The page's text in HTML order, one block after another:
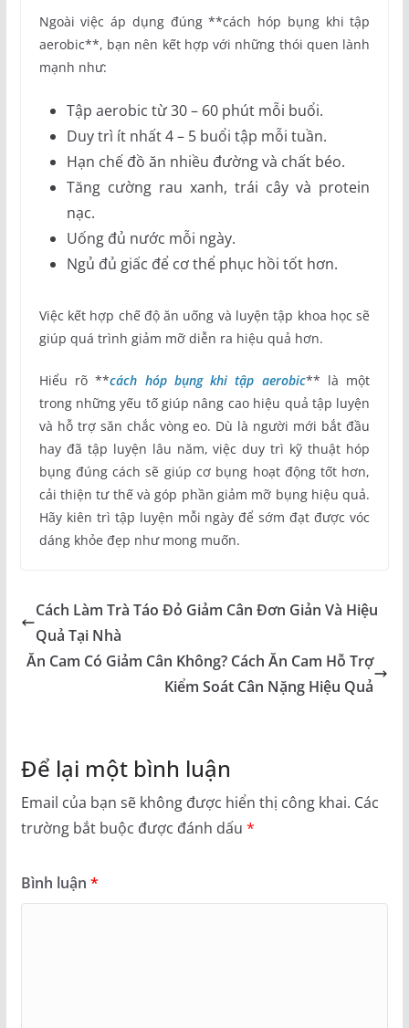
Ngoài việc áp dụng đúng **cách hóp bụng khi tập
aerobic**, bạn nên kết hợp với những thói quen lành
mạnh như:
Tập aerobic từ 30 – 60 phút mỗi buổi.
Duy trì ít nhất 4 – 5 buổi tập mỗi tuần.
Hạn chế đồ ăn nhiều đường và chất béo.
Tăng cường rau xanh, trái cây và protein
nạc.
Uống đủ nước mỗi ngày.
Ngủ đủ giấc để cơ thể phục hồi tốt hơn.
Việc kết hợp chế độ ăn uống và luyện tập khoa học sẽ
giúp quá trình giảm mỡ diễn ra hiệu quả hơn.
Hiểu rõ **cách hóp bụng khi tập aerobic** là một
trong những yếu tố giúp nâng cao hiệu quả tập luyện
và hỗ trợ săn chắc vòng eo. Dù là người mới bắt đầu
hay đã tập luyện lâu năm, việc duy trì kỹ thuật hóp
bụng đúng cách sẽ giúp cơ bụng hoạt động tốt hơn,
cải thiện tư thế và góp phần giảm mỡ bụng hiệu quả.
Hãy kiên trì tập luyện mỗi ngày để sớm đạt được vóc
dáng khỏe đẹp như mong muốn.
Cách Làm Trà Táo Đỏ Giảm Cân Đơn Giản Và Hiệu
Quả Tại Nhà
Ăn Cam Có Giảm Cân Không? Cách Ăn Cam Hỗ Trợ
Kiểm Soát Cân Nặng Hiệu Quả
Để lại một bình luận
Email của bạn sẽ không được hiển thị công khai. Các
trường bắt buộc được đánh dấu *
Bình luận *